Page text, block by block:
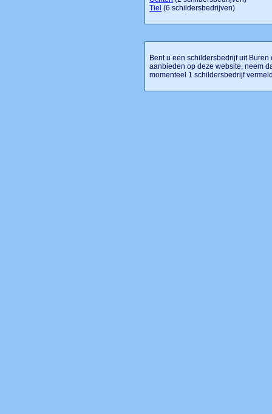
Tiel (6 schildersbedrijven)
Bent u een schildersbedrijf uit
aanbieden op deze website, neem
momenteel 1 schildersbedrijf